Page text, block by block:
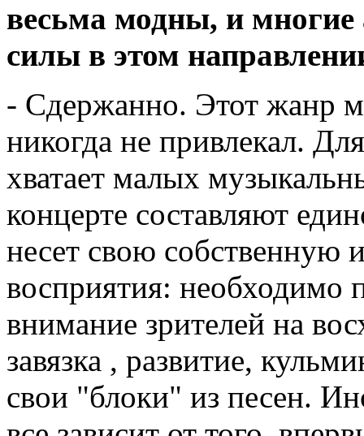
весьма модны, и многие
силы в этом
- Сдержанно. Этот жанр
никогда не привлекал.
хватает малых
концерте составляют
несет свою собственную
восприятия: необходимо
внимание зрителей на
завязка , развитие,
свои "блоки" из песен.